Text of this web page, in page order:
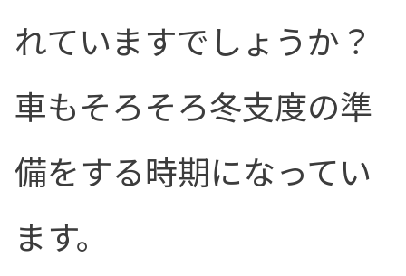
れていますでしょうか？
車もそろそろ冬支度の準
備をする時期になってい
ます。